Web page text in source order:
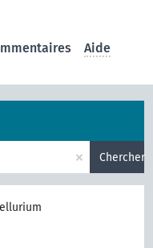
Aide
× Chercher